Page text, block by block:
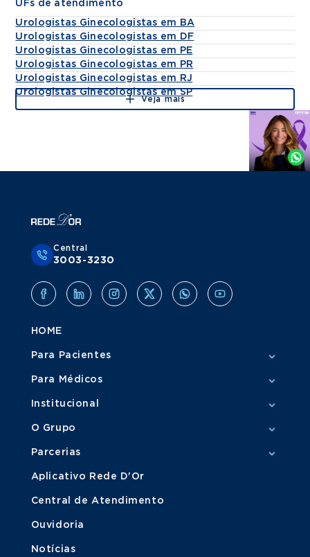
UFs de atendimento
Urologistas Ginecologistas em BA
Urologistas Ginecologistas em DF
Urologistas Ginecologistas em PE
Urologistas Ginecologistas em PR
Urologistas Ginecologistas em RJ
Urologistas Ginecologistas em SP
Veja mais
Agende
Whatsapp
Central
3003-3230
HOME
Para Pacientes
Para Médicos
Institucional
O Grupo
Parcerias
Aplicativo Rede D'Or
Central de Atendimento
Ouvidoria
Notícias